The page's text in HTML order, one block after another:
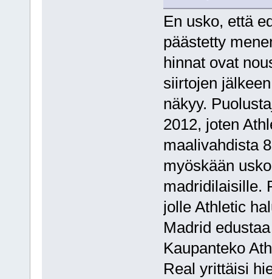
En usko, että
päästetty
hinnat ovat
siirtojen
näkyy.
2012, joten
maalivahdista
myöskään
madridilaisille.
jolle Athletic
Madrid
Kaupanteko
Real yrittäisi